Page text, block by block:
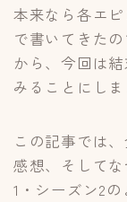
本来なら各エ
で書いてきた
から、今回は
みることにしま
この記事では
感想、そして
1・シーズン2